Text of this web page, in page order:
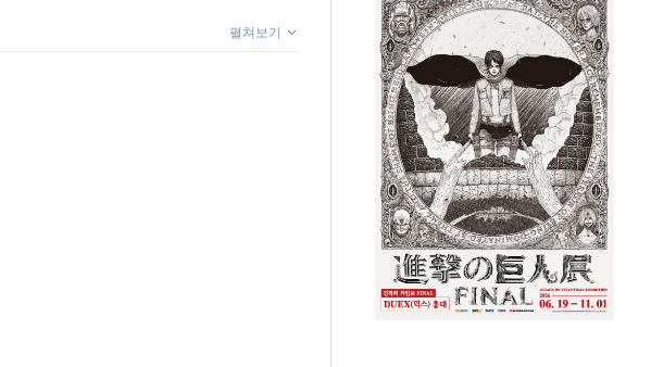
할 수는 있다
오는 성형 결심｜엉덩이 vs 얼굴, 세계가
펼쳐보기